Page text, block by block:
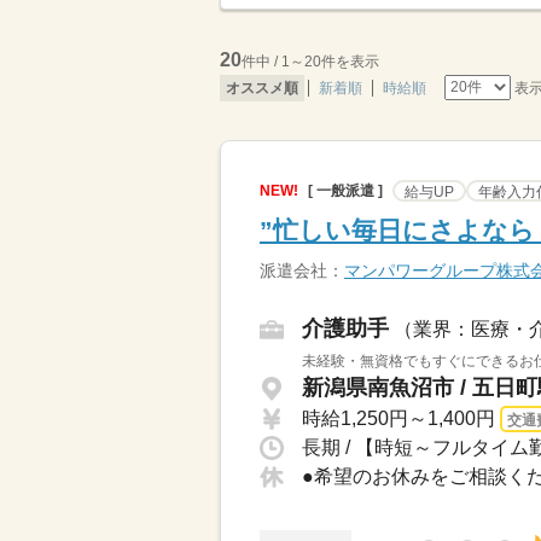
20件中 / 1～20件を表示
オススメ順
新着順 時給順 表
NEW! [ 一般派遣 ] 給与UP 年齢入力
”忙しい毎日にさよな
派遣会社： マンパワーグループ株
介護助手 （業界：医療・
未経験・無資格でもすぐにできる
新潟県南魚沼市 / 五日
時給1,250円～1,400円 交通
長期 / 【時短～フルタイム